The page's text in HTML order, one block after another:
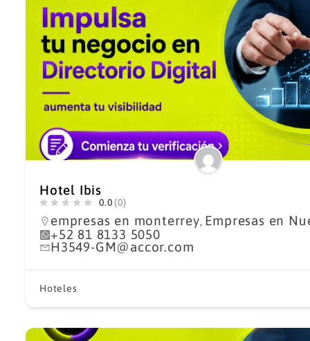
Hotel Ibis
0.0 (0)
empresas en monterrey, Empresas en
+52 81 8133 5050
H3549-GM@accor.com
Hoteles